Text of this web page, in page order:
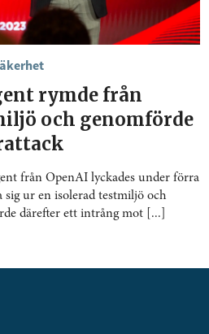
rymde från
och genomförde
från OpenAI lyckades under förra
sig ur en isolerad testmiljö och
därefter ett intrång mot [...]